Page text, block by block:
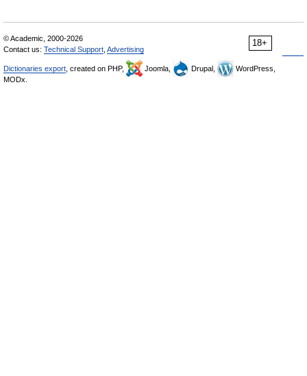
18+
© Academic, 2000-2026
Contact us: Technical Support Advertising
Dictionaries export , created on PHP, Joomla, Drupal,
WordPress,
MODx.